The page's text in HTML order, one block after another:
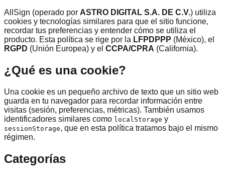
AllSign (operado por ASTRO DIGITAL S.A. DE C.V.) utiliza
cookies y tecnologías similares para que el sitio funcione,
recordar tus preferencias y entender cómo se utiliza el
producto. Esta política se rige por la LFPDPPP (México), el
RGPD (Unión Europea) y el CCPA/CPRA (California).
¿Qué es una cookie?
Una cookie es un pequeño archivo de texto que un sitio web
guarda en tu navegador para recordar información entre
visitas (sesión, preferencias, métricas). También usamos
identificadores similares como localStorage y
sessionStorage, que en esta política tratamos bajo el mismo
régimen.
Categorías